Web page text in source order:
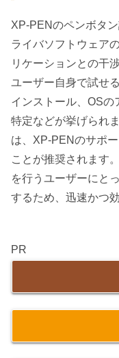
XP-PENのペンボタ
ライバソフトウェア
リケーションとの干
ユーザー自身で試せ
インストール、OSの
特定などが挙げられ
は、XP-PENのサポ
ことが推奨されます
を行うユーザーにと
するため、迅速かつ
PR